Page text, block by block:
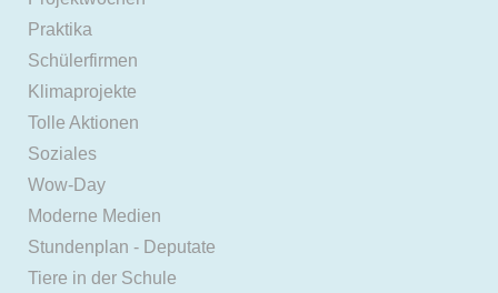
Praktika
Schülerfirmen
Klimaprojekte
Tolle Aktionen
Soziales
Wow-Day
Moderne Medien
Stundenplan - Deputate
Tiere in der Schule